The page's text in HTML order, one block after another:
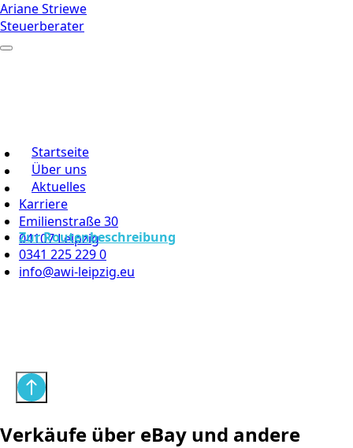
Ariane Striewe
Steuerberater
Startseite
Über uns
Aktuelles
Karriere
Emilienstraße 30
04107 Leipzig
Zur Routenbeschreibung
0341 225 229 0
info@awi-leipzig.eu
Verkäufe über eBay und andere